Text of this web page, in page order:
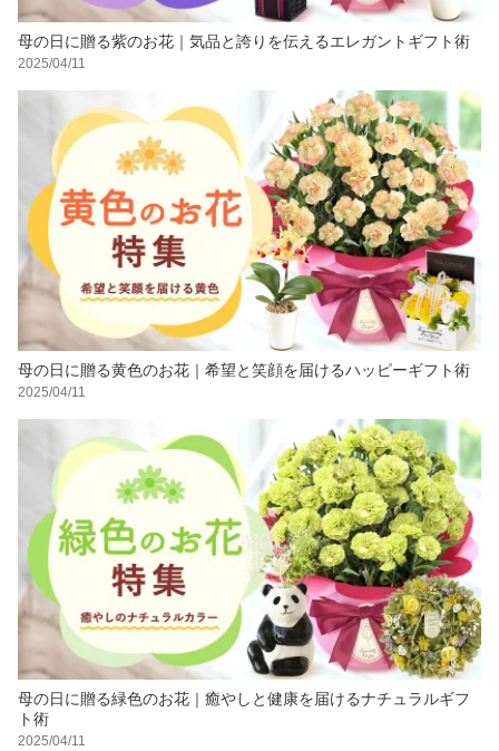
母の日に贈る紫のお花｜気品と誇りを伝えるエレガントギフト術
2025/04/11
母の日に贈る黄色のお花｜希望と笑顔を届けるハッピーギフト術
2025/04/11
母の日に贈る緑色のお花｜癒やしと健康を届けるナチュラルギフ
ト術
2025/04/11